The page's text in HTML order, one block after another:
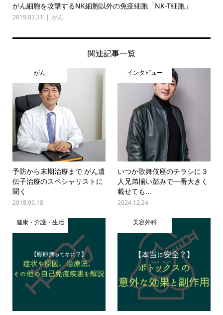
がん細胞を攻撃するNK細胞以外の免疫細胞「NK-T細胞」
2019.07.31 がん
関連記事一覧
がん
予防から末期治療まで がん遺
伝子治療のスペシャリストに
聞く
2018.09.18
インタビュー
いつか歌舞伎座のチラシに３
人兄弟揃い踏みで一番大きく
載せても...
2024.12.24
健康・介護・生活 美容外科